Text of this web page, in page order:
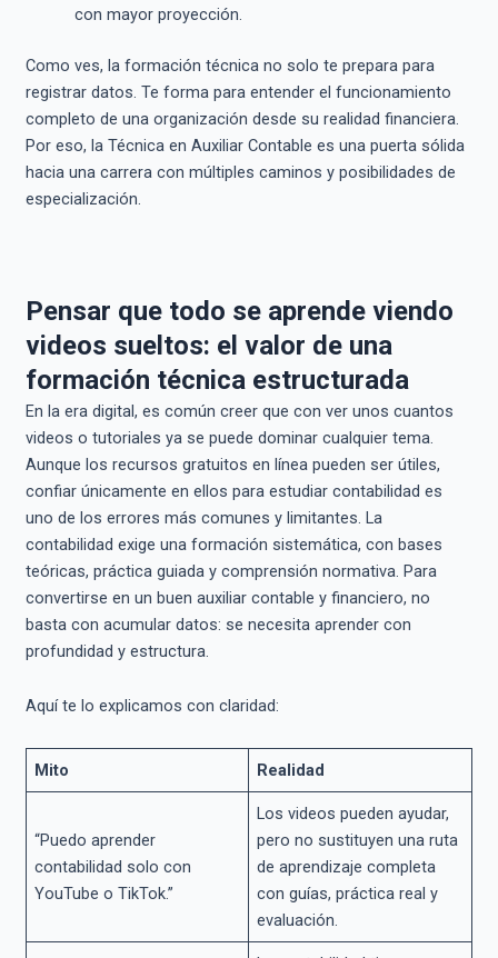
con mayor proyección.
Como ves, la formación técnica no solo te prepara para
registrar datos. Te forma para entender el funcionamiento
completo de una organización desde su realidad financiera.
Por eso, la Técnica en Auxiliar Contable es una puerta sólida
hacia una carrera con múltiples caminos y posibilidades de
especialización.
Pensar que todo se aprende viendo
videos sueltos: el valor de una
formación técnica estructurada
En la era digital, es común creer que con ver unos cuantos
videos o tutoriales ya se puede dominar cualquier tema.
Aunque los recursos gratuitos en línea pueden ser útiles,
confiar únicamente en ellos para estudiar contabilidad es
uno de los errores más comunes y limitantes. La
contabilidad exige una formación sistemática, con bases
teóricas, práctica guiada y comprensión normativa. Para
convertirse en un buen auxiliar contable y financiero, no
basta con acumular datos: se necesita aprender con
profundidad y estructura.
Aquí te lo explicamos con claridad:
Mito Realidad
“Puedo aprender
contabilidad solo con
YouTube o TikTok.”
Los videos pueden ayudar,
pero no sustituyen una ruta
de aprendizaje completa
con guías, práctica real y
evaluación.